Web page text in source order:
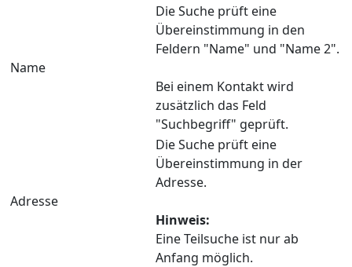
Name
Die Suche prüft eine
Übereinstimmung in den
Feldern "Name" und "Name 2".
Bei einem Kontakt wird
zusätzlich das Feld
"Suchbegriff" geprüft.
Adresse
Die Suche prüft eine
Übereinstimmung in der
Adresse.
Hinweis:
Eine Teilsuche ist nur ab
Anfang möglich.